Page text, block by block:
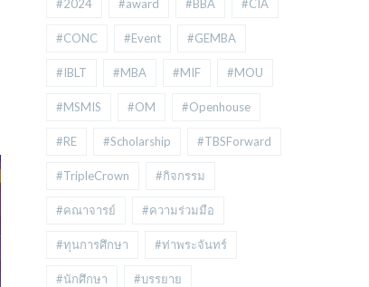
#2024 #award #BBA #CIA
#CONC #Event #GEMBA
#IBLT #MBA #MIF #MOU
#MSMIS #OM #Openhouse
#RE #Scholarship #TBSForward
#TripleCrown #กิจกรรม
#คณาจารย์ #ความร่วมมือ
#ทุนการศึกษา #ท่าพระจันทร์
#นักศึกษา #บรรยาย